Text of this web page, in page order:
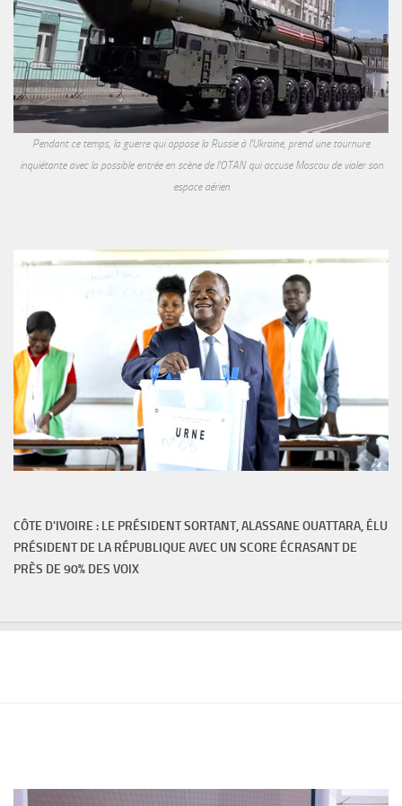
Pendant ce temps, la guerre qui oppose la Russie à l'Ukraine, prend une tournure
inquiétante avec la possible entrée en scène de l'OTAN qui accuse Moscou de violer son
espace aérien
CÔTE D'IVOIRE : LE PRÉSIDENT SORTANT, ALASSANE OUATTARA, ÉLU
PRÉSIDENT DE LA RÉPUBLIQUE AVEC UN SCORE ÉCRASANT DE
PRÈS DE 90% DES VOIX